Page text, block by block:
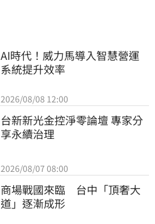
AI時代！威力馬導入智慧營運
系統提升效率
2026/08/08 12:00
台新新光金控淨零論壇 專家分
享永續治理
2026/08/07 08:00
商場戰國來臨　台中「頂奢大
道」逐漸成形